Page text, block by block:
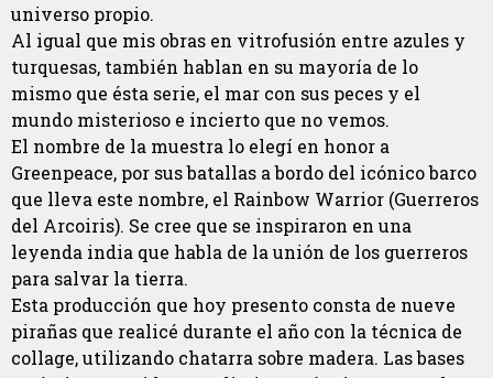
universo propio.
Al igual que mis obras en vitrofusión entre azules y
turquesas, también hablan en su mayoría de lo
mismo que ésta serie, el mar con sus peces y el
mundo misterioso e incierto que no vemos.
El nombre de la muestra lo elegí en honor a
Greenpeace, por sus batallas a bordo del icónico barco
que lleva este nombre, el Rainbow Warrior (Guerreros
del Arcoiris). Se cree que se inspiraron en una
leyenda india que habla de la unión de los guerreros
para salvar la tierra.
Esta producción que hoy presento consta de nueve
pirañas que realicé durante el año con la técnica de
collage, utilizando chatarra sobre madera. Las bases